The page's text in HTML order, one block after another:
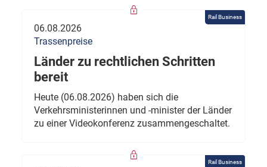
Rail Business
06.08.2026
Trassenpreise
Länder zu rechtlichen Schritten
bereit
Heute (06.08.2026) haben sich die
Verkehrsministerinnen und -minister der Länder
zu einer Videokonferenz zusammengeschaltet.
Rail Business